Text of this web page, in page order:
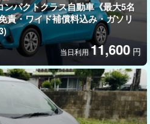
パクトクラス自動車《最大5名
責・ワイド補償料込み・ガソリ
当日利用11,600 円